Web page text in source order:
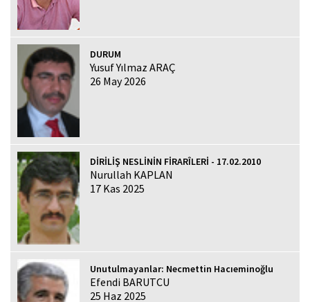
DURUM
Yusuf Yılmaz ARAÇ
26 May 2026
DİRİLİŞ NESLİNİN FİRARÎLERİ - 17.02.2010
Nurullah KAPLAN
17 Kas 2025
Unutulmayanlar: Necmettin Hacıeminoğlu
Efendi BARUTCU
25 Haz 2025